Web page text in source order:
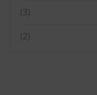
(3)
(2)